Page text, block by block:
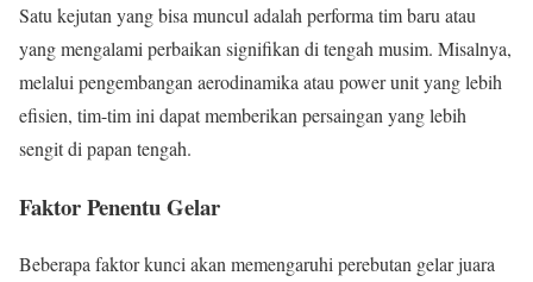
Satu kejutan yang bisa muncul adalah performa tim baru atau
yang mengalami perbaikan signifikan di tengah musim. Misalnya,
melalui pengembangan aerodinamika atau power unit yang lebih
efisien, tim-tim ini dapat memberikan persaingan yang lebih
sengit di papan tengah.
Faktor Penentu Gelar
Beberapa faktor kunci akan memengaruhi perebutan gelar juara